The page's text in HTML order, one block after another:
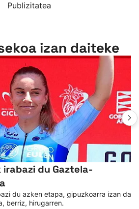
Publizitatea
izan daiteke
du Gaztela-
du azken etapa, gipuzkoarra izan da
berriz, hirugarren.